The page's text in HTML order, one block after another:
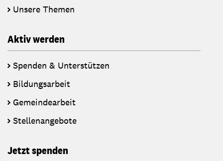
Unsere Themen
Aktiv werden
Spenden & Unterstützen
Bildungsarbeit
Gemeindearbeit
Stellenangebote
Jetzt spenden